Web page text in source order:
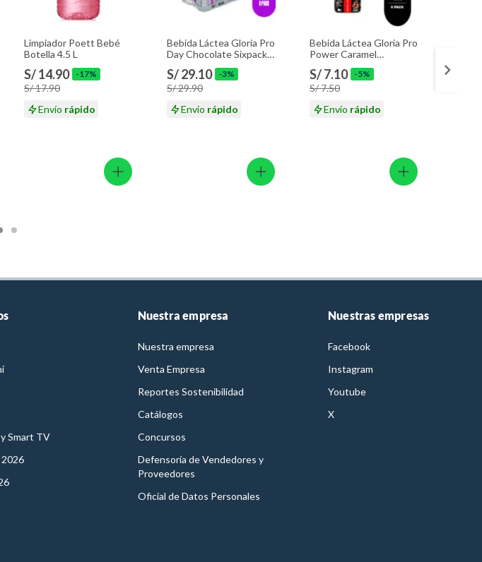
Limpiador Poett Bebé
Botella 4.5 L
S/ 14.90 -17%
S/ 17.90
Envío rápido
Bebida Láctea Gloria Pro
Day Chocolate Sixpack
Botella 320 mL
S/ 29.10 -3%
S/ 29.90
Envío rápido
Bebida Láctea Gloria Pro
Power Caramel
Macchiato Botella 320
mL
S/ 7.10 -5%
S/ 7.50
Envío rápido
Smart TV
Nuestra empresa
Nuestra empresa
Venta Empresa
Reportes Sostenibilidad
Catálogos
Concursos
Defensoría de Vendedores y
Proveedores
Oficial de Datos Personales
Nuestras empresas
Facebook
Instagram
Youtube
X